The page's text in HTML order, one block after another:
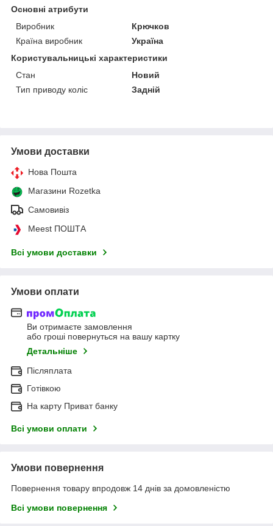
Основні атрибути
Виробник
Крючков
Країна виробник
Україна
Користувальницькі характеристики
Стан
Новий
Тип приводу коліс
Задній
Умови доставки
Нова Пошта
Магазини Rozetka
Самовивіз
Meest ПОШТА
Всі умови доставки
Умови оплати
Ви отримаєте замовлення
або гроші повернуться на вашу картку
Детальніше
Післяплата
Готівкою
На карту Приват банку
Всі умови оплати
Умови повернення
Повернення товару впродовж 14 днів за домовленістю
Всі умови повернення